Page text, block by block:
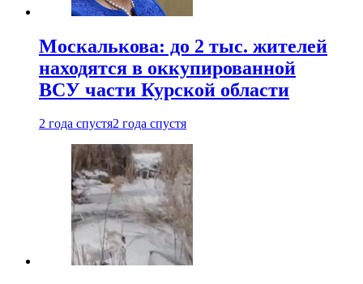
Москалькова: до 2 тыс. жителей
находятся в оккупированной
ВСУ части Курской области
2 года спустя2 года спустя